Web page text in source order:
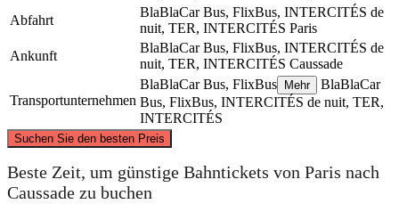
Abfahrt
BlaBlaCar Bus, FlixBus, INTERCITÉS de
nuit, TER, INTERCITÉS Paris
Ankunft
BlaBlaCar Bus, FlixBus, INTERCITÉS de
nuit, TER, INTERCITÉS Caussade
Transportunternehmen
BlaBlaCar Bus, FlixBus Mehr
BlaBlaCar
Bus, FlixBus, INTERCITÉS de nuit, TER,
INTERCITÉS
Suchen Sie den besten Preis
©CARTO
Beste Zeit, um günstige Bahntickets von Paris nach
Caussade zu buchen